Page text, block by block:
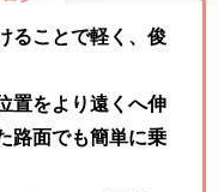
ることで軽く、俊
置をより遠くへ伸
路面でも簡単に乗